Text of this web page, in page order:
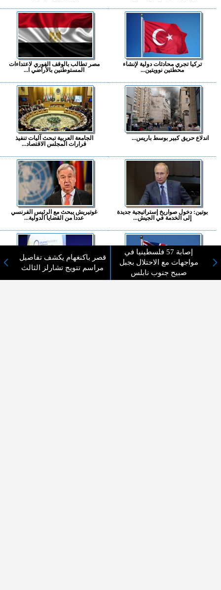
تركيا تجري محادثات دولية لإنشاء
محطتين نوويتين...
مصر تطالب بالوقف الفوري لاعتداءات
المستوطنين بالأراضي ا...
اندلاع حريق كبير بوسط باريس...
الجامعة العربية تبحث آليات تنفيذ
قرارات المجلس الاقتصاد...
بوتين: دخول صواريخ إستراتيجية جديدة
إلى الخدمة في الجيش...
غوتيريش يبحث مع الرئيس الفرنسي
عددا من القضايا الدولية...
إصابة 57 فلسطينيا في
مواجهات مع الاحتلال بجبل
صبيح جنوب نابلس
قصر باكنغهام يكشف تفاصيل
مراسم تتويج تشارلز الثالث